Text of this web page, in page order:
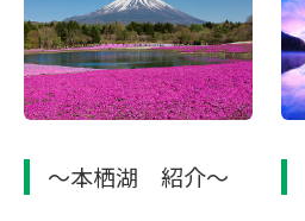
～本栖湖 紹介～